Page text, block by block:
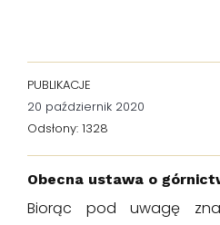
PUBLIKACJE
20 październik 2020
Odsłony: 1328
Obecna ustawa o
Biorąc pod uwagę